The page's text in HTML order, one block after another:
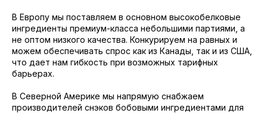
В Европу мы поставляем в основном высокобелковые
ингредиенты премиум-класса небольшими партиями, а
не оптом низкого качества. Конкурируем на равных и
можем обеспечивать спрос как из Канады, так и из США,
что дает нам гибкость при возможных тарифных
барьерах.
В Северной Америке мы напрямую снабжаем
производителей снэков бобовыми ингредиентами для